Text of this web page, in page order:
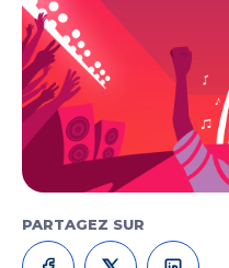
PARTAGEZ SUR